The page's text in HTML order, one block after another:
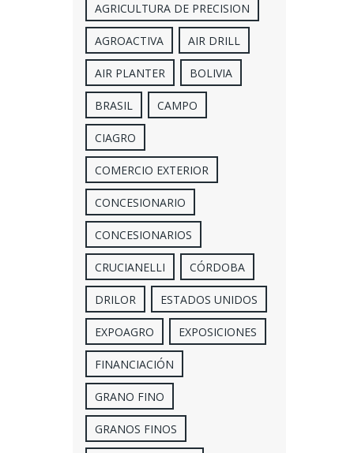
AGRICULTURA DE PRECISION
AGROACTIVA AIR DRILL
AIR PLANTER BOLIVIA
BRASIL CAMPO
CIAGRO
COMERCIO EXTERIOR
CONCESIONARIO
CONCESIONARIOS
CRUCIANELLI CÓRDOBA
DRILOR ESTADOS UNIDOS
EXPOAGRO EXPOSICIONES
FINANCIACIÓN
GRANO FINO
GRANOS FINOS